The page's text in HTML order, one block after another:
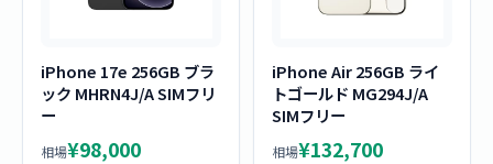
iPhone 17e 256GB ブラ
ック MHRN4J/A SIMフリ
ー
相場¥98,000
iPhone Air 256GB ライ
トゴールド MG294J/A
SIMフリー
相場¥132,700